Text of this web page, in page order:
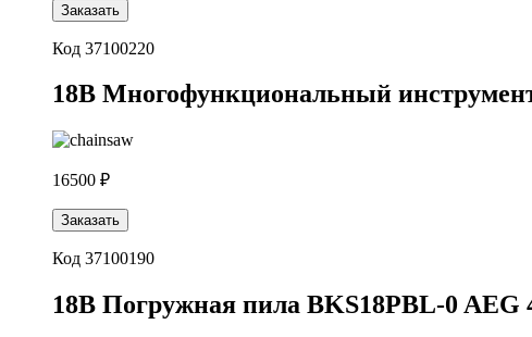
Заказать
Код 37100220
18В Многофункциональный
16500 ₽
Заказать
Код 37100190
18В Погружная пила BKS18PBL-0 AEG